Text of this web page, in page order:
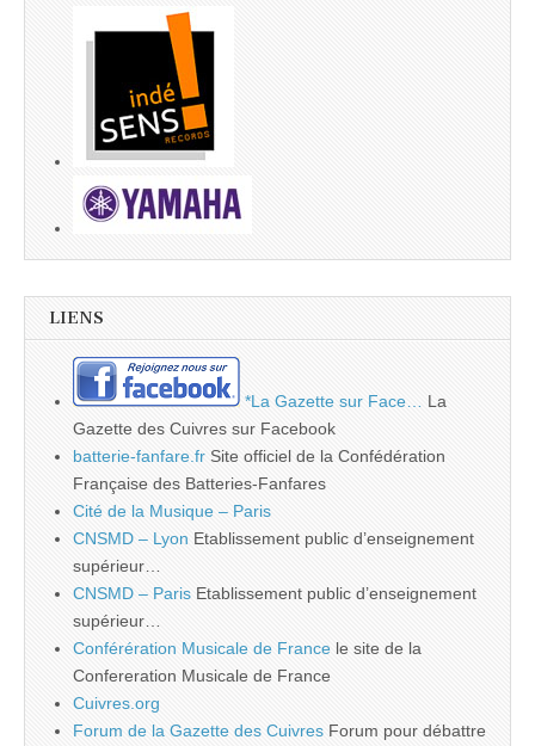
LIENS
*La Gazette sur Face…
La
Gazette des Cuivres sur Facebook
batterie-fanfare.fr Site officiel de la Confédération
Française des Batteries-Fanfares
Cité de la Musique – Paris
CNSMD – Lyon Etablissement public d’enseignement
supérieur…
CNSMD – Paris Etablissement public d’enseignement
supérieur…
Conférération Musicale de France le site de la
Confereration Musicale de France
Cuivres.org
Forum de la Gazette des Cuivres Forum pour débattre